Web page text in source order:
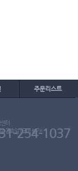
주문리스트
, 공휴일 (도매 불가)
터
254-1037